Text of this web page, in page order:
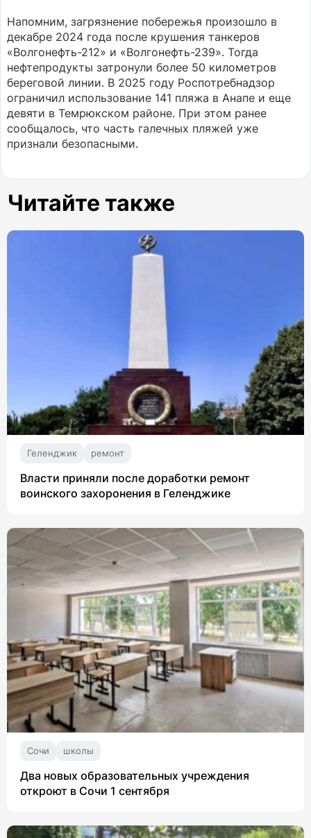
Напомним, загрязнение побережья произошло в
декабре 2024 года после крушения танкеров
«Волгонефть-212» и «Волгонефть-239». Тогда
нефтепродукты затронули более 50 километров
береговой линии. В 2025 году Роспотребнадзор
ограничил использование 141 пляжа в Анапе и еще
девяти в Темрюкском районе. При этом ранее
сообщалось, что часть галечных пляжей уже
признали безопасными.
Читайте также
Геленджик ремонт
Власти приняли после доработки ремонт
воинского захоронения в Геленджике
Сочи школы
Два новых образовательных учреждения
откроют в Сочи 1 сентября